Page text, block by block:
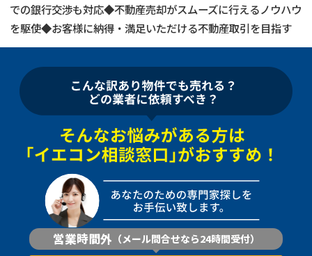
での銀行交渉も対応◆不動産売却がスムーズに行えるノウハウ
を駆使◆お客様に納得・満足いただける不動産取引を目指す
営業時間外 （メール問合せなら24時間受付）